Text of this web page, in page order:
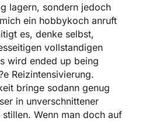
lagern, sondern jedoch
ein hobbykoch anruft
es, denke selbst,
vollstandigen
wird ended up being
Reizintensivierung.
bringe sodann genug
in unverschnittener
Wenn man doch auf